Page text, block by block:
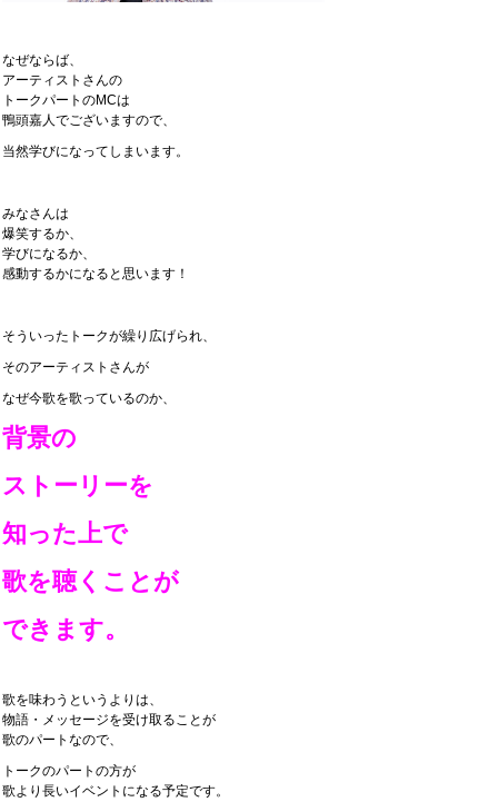
なぜならば、
アーティストさんの
トークパートのMCは
鴨頭嘉人でございますので、
当然学びになってしまいます。
みなさんは
爆笑するか、
学びになるか、
感動するかになると思います！
そういったトークが繰り広げられ、
そのアーティストさんが
なぜ今歌を歌っているのか、
背景の
ストーリーを
知った上で
歌を聴くことが
できます。
歌を味わうというよりは、
物語・メッセージを受け取ることが
歌のパートなので、
トークのパートの方が
歌より長いイベントになる予定です。